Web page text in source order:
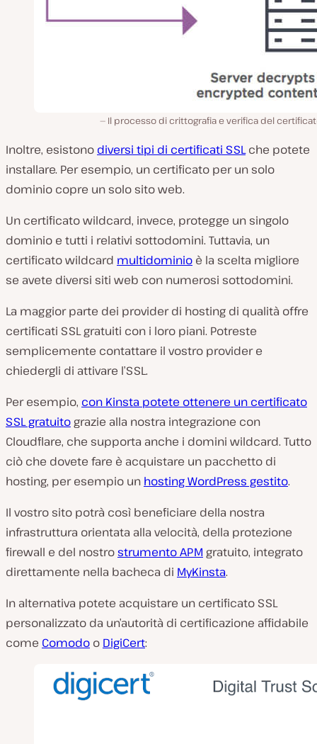
Il processo di crittografia e verifica del
Inoltre, esistono diversi tipi di certificati SSLche potete
installare. Per esempio, un certificato per un solo
dominio copre un solo sito web.
Un certificato wildcard, invece, protegge un singolo
dominio e tutti i relativi sottodomini. Tuttavia, un
certificato wildcard multidominio è la scelta migliore
se avete diversi siti web con numerosi sottodomini.
La maggior parte dei provider di hosting di qualità offre
certificati SSL gratuiti con i loro piani. Potreste
semplicemente contattare il vostro provider e
chiedergli di attivare l’SSL.
Per esempio, con Kinsta potete ottenere un certificato
SSL gratuito grazie alla nostra integrazione con
Cloudflare, che supporta anche i domini wildcard. Tutto
ciò che dovete fare è acquistare un pacchetto di
hosting, per esempio un hosting WordPress gestito.
Il vostro sito potrà così beneficiare della nostra
infrastruttura orientata alla velocità, della protezione
firewall e del nostrostrumento APM gratuito, integrato
direttamente nella bacheca di MyKinsta.
In alternativa potete acquistare un certificato SSL
personalizzato da un’autorità di certificazione affidabile
come Comodo o DigiCert: